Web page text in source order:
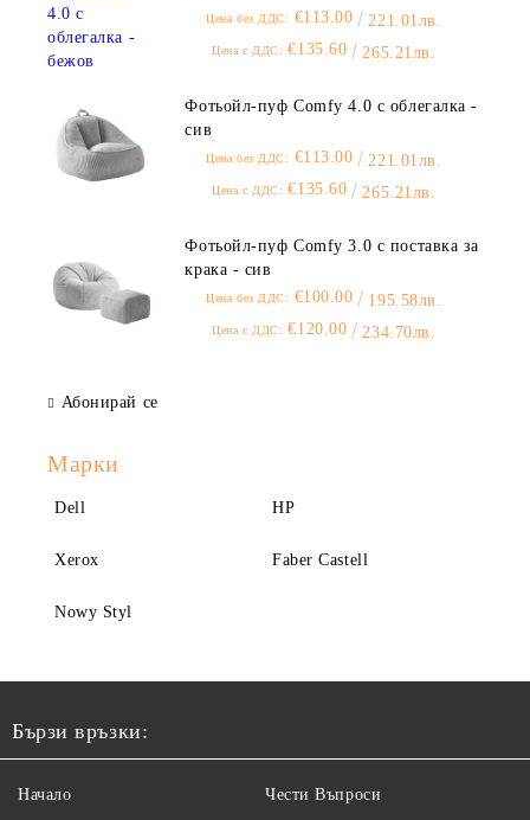
Цена без ДДС: €113.00 221.01лв.
Цена с ДДС: €135.60 265.21лв.
Фотьойл-пуф Comfy 4.0 с облегалка -
сив
Цена без ДДС: €113.00 221.01лв.
Цена с ДДС: €135.60 265.21лв.
Фотьойл-пуф Comfy 3.0 с поставка за
крака - сив
Цена без ДДС: €100.00 195.58лв.
Цена с ДДС: €120.00 234.70лв.
Абонирай се
Марки
Dell HP
Xerox Faber Castell
Nowy Styl
Бързи връзки:
Начало Чести Въпроси